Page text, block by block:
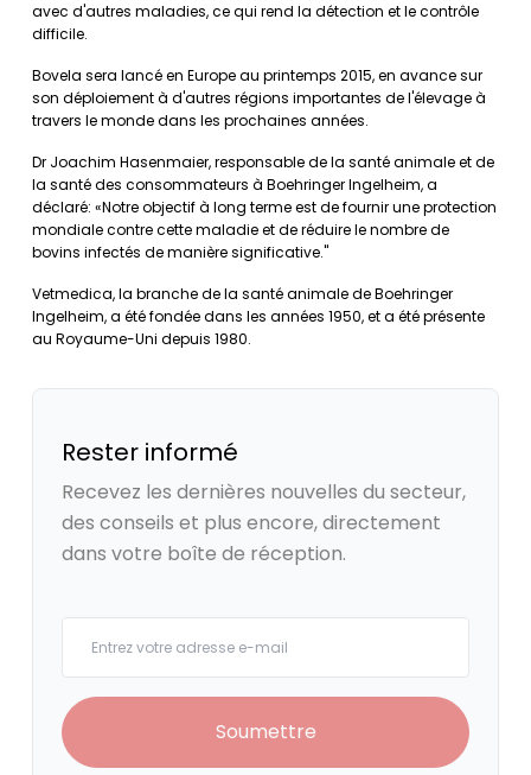
avec d'autres maladies, ce qui rend la détection et le contrôle
difficile.
Bovela sera lancé en Europe au printemps 2015, en avance sur
son déploiement à d'autres régions importantes de l'élevage à
travers le monde dans les prochaines années.
Dr Joachim Hasenmaier, responsable de la santé animale et de
la santé des consommateurs à Boehringer Ingelheim, a
déclaré: «Notre objectif à long terme est de fournir une protection
mondiale contre cette maladie et de réduire le nombre de
bovins infectés de manière significative."
Vetmedica, la branche de la santé animale de Boehringer
Ingelheim, a été fondée dans les années 1950, et a été présente
au Royaume-Uni depuis 1980.
Rester informé
Recevez les dernières nouvelles du secteur,
des conseils et plus encore, directement
dans votre boîte de réception.
Soumettre